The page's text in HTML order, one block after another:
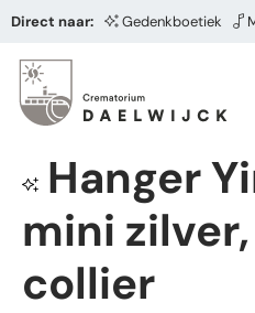
Direct naar: Gedenkboetiek
Hanger
mini
collier